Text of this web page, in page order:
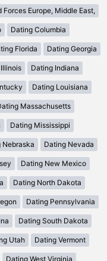
Forces Europe, Middle East,
Dating Columbia
Florida Dating Georgia
Dating Indiana
Dating Louisiana
Massachusetts
Dating Mississippi
Nebraska Dating Nevada
Dating New Mexico
Dating North Dakota
Dating Pennsylvania
Dating South Dakota
Utah Dating Vermont
Dating West Virginia